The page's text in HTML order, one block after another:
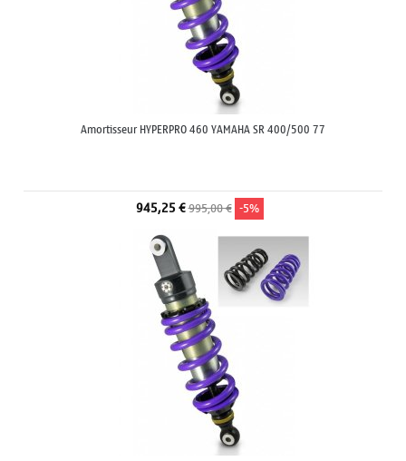
Amortisseur HYPERPRO 460 YAMAHA SR 400/500 77
945,25 €995,00 € -5%